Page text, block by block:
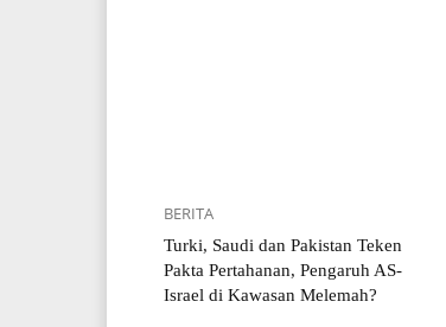
BERITA
Turki, Saudi dan Pakistan Teken
Pakta Pertahanan, Pengaruh AS-
Israel di Kawasan Melemah?